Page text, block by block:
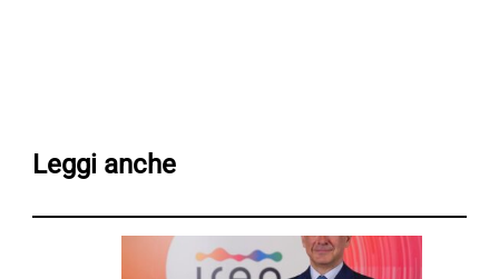
Leggi anche